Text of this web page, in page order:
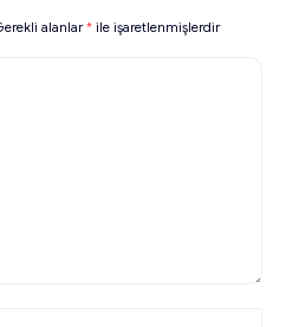
alanlar* ile işaretlenmişlerdir